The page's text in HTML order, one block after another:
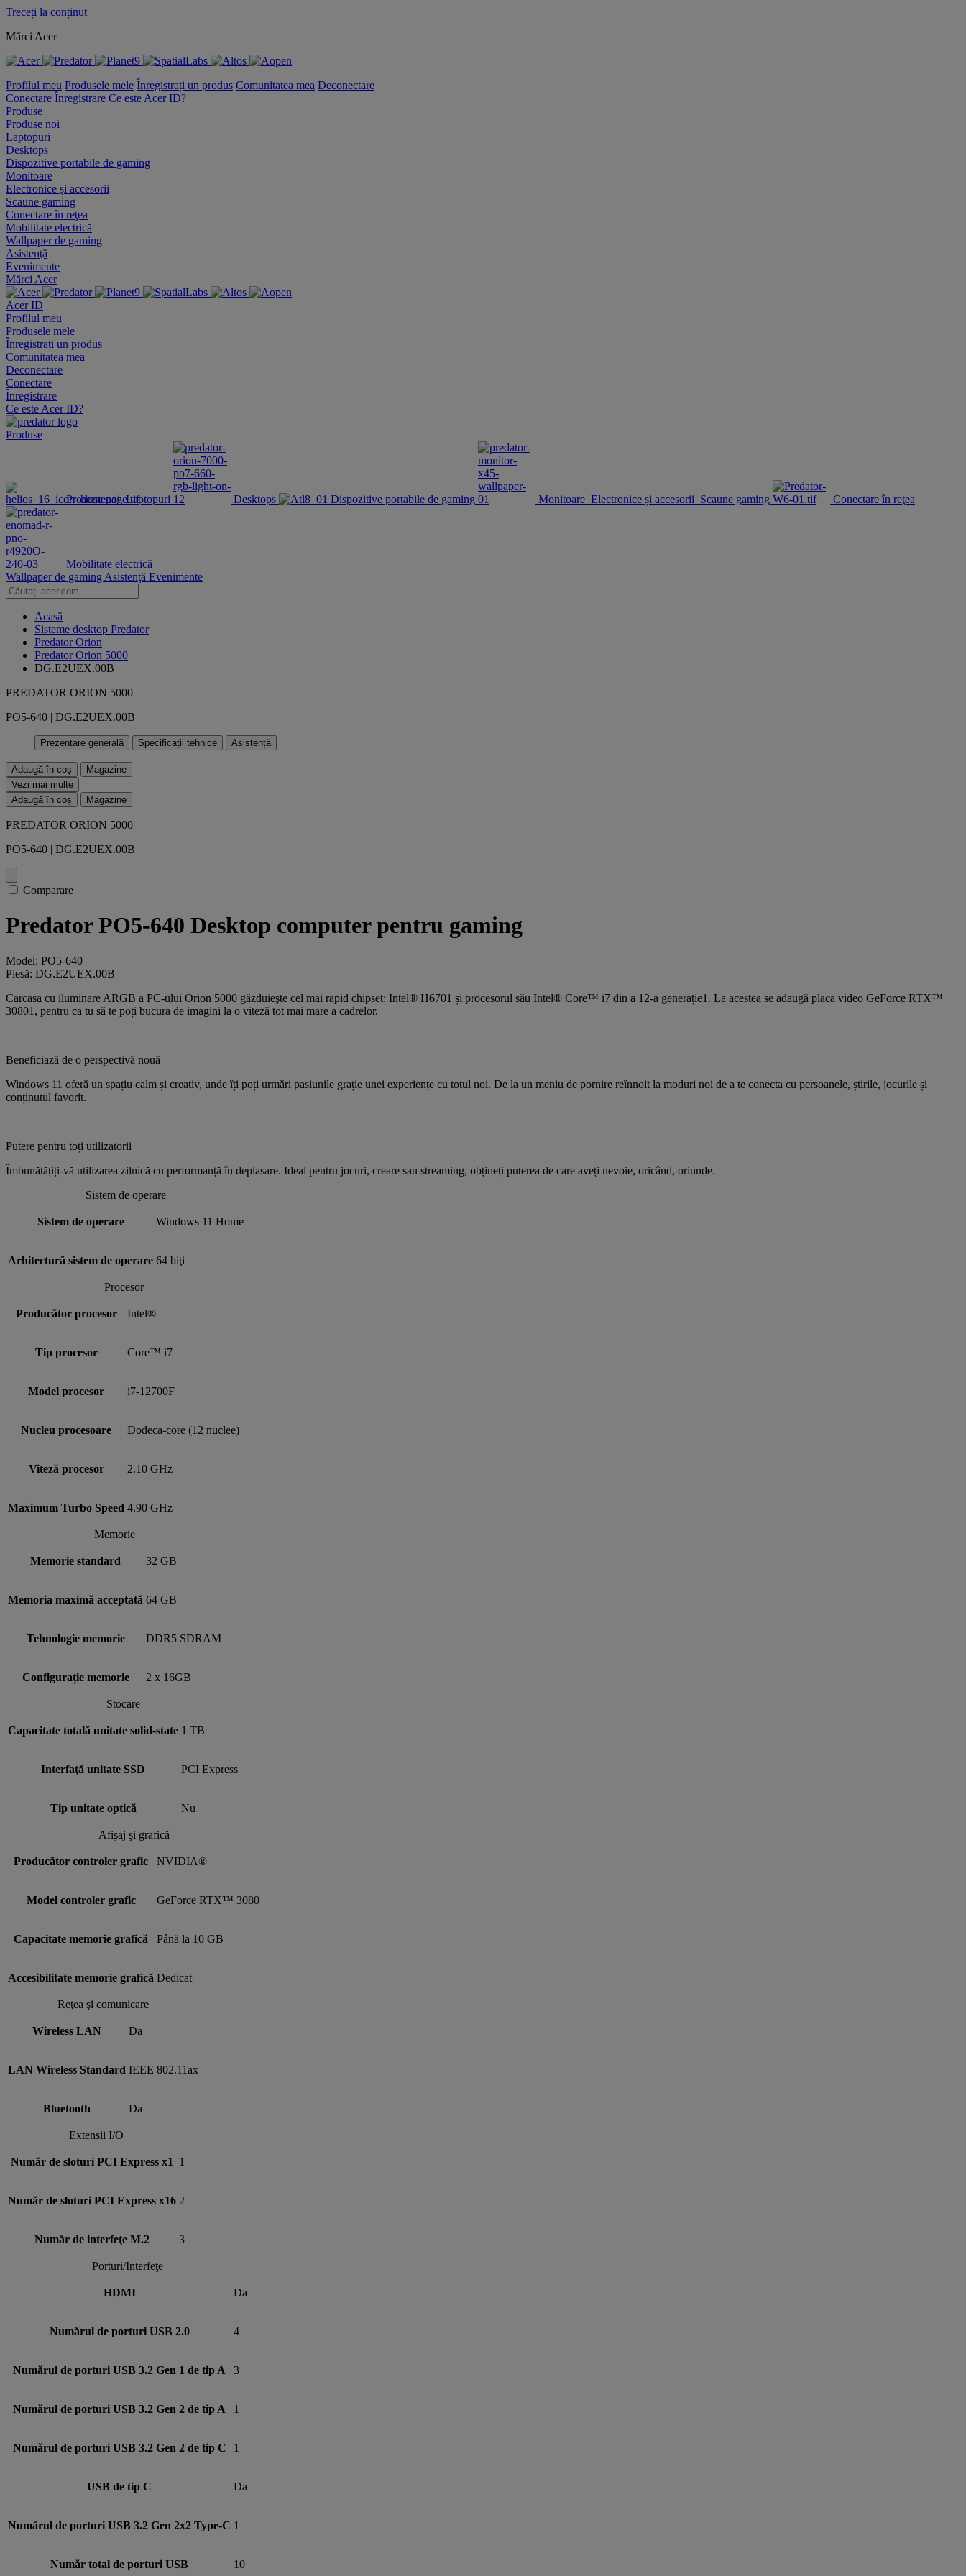
Treceți la conținut
Mărci Acer
Profilul meu Produsele mele Înregistrați un produs Comunitatea mea Deconectare
Conectare Înregistrare Ce este Acer ID?
Produse
Produse noi
Laptopuri
Desktops
Dispozitive portabile de gaming
Monitoare
Electronice și accesorii
Scaune gaming
Conectare în reţea
Mobilitate electrică
Wallpaper de gaming
Asistenţă
Evenimente
Mărci Acer
Acer ID
Profilul meu
Produsele mele
Înregistrați un produs
Comunitatea mea
Deconectare
Conectare
Înregistrare
Ce este Acer ID?
Produse
Produse noi Laptopuri Desktops Dispozitive portabile de gaming Monitoare Electronice și accesorii Scaune gaming Conectare în reţea
Mobilitate electrică
Wallpaper de gaming Asistenţă Evenimente
Acasă
Sisteme desktop Predator
Predator Orion
Predator Orion 5000
DG.E2UEX.00B
PREDATOR ORION 5000
PO5-640 | DG.E2UEX.00B
Prezentare generală Specificații tehnice Asistență
Adaugă în coș
Magazine
Vezi mai multe
Adaugă în coș
Magazine
PREDATOR ORION 5000
PO5-640 | DG.E2UEX.00B
Comparare
Predator PO5-640 Desktop computer pentru gaming
Model: PO5-640
Piesă: DG.E2UEX.00B
Carcasa cu iluminare ARGB a PC-ului Orion 5000 găzduieşte cel mai rapid chipset: Intel® H6701 și procesorul său Intel® Core™ i7 din a 12-a generație1. La acestea se adaugă placa video GeForce RTX™
30801, pentru ca tu să te poți bucura de imagini la o viteză tot mai mare a cadrelor.
Beneficiază de o perspectivă nouă
Windows 11 oferă un spațiu calm și creativ, unde îți poți urmări pasiunile grație unei experiențe cu totul noi. De la un meniu de pornire reînnoit la moduri noi de a te conecta cu persoanele, știrile, jocurile și
conținutul favorit.
Putere pentru toți utilizatorii
Îmbunătățiți-vă utilizarea zilnică cu performanță în deplasare. Ideal pentru jocuri, creare sau streaming, obțineți puterea de care aveți nevoie, oricând, oriunde.
Sistem de operare
Sistem de operare Windows 11 Home
Arhitectură sistem de operare 64 biţi
Procesor
Producător procesor Intel®
Tip procesor Core™ i7
Model procesor i7-12700F
Nucleu procesoare Dodeca-core (12 nuclee)
Viteză procesor 2.10 GHz
Maximum Turbo Speed 4.90 GHz
Memorie
Memorie standard 32 GB
Memoria maximă acceptată 64 GB
Tehnologie memorie DDR5 SDRAM
Configurație memorie 2 x 16GB
Stocare
Capacitate totală unitate solid-state 1 TB
Interfaţă unitate SSD PCI Express
Tip unitate optică Nu
Afişaj şi grafică
Producător controler grafic NVIDIA®
Model controler grafic GeForce RTX™ 3080
Capacitate memorie grafică Până la 10 GB
Accesibilitate memorie grafică Dedicat
Reţea şi comunicare
Wireless LAN Da
LAN Wireless Standard IEEE 802.11ax
Bluetooth Da
Extensii I/O
Număr de sloturi PCI Express x1 1
Număr de sloturi PCI Express x16 2
Număr de interfeţe M.2 3
Porturi/Interfeţe
HDMI Da
Numărul de porturi USB 2.0 4
Numărul de porturi USB 3.2 Gen 1 de tip A 3
Numărul de porturi USB 3.2 Gen 2 de tip A 1
Numărul de porturi USB 3.2 Gen 2 de tip C 1
USB de tip C Da
Numărul de porturi USB 3.2 Gen 2x2 Type-C 1
Număr total de porturi USB 10